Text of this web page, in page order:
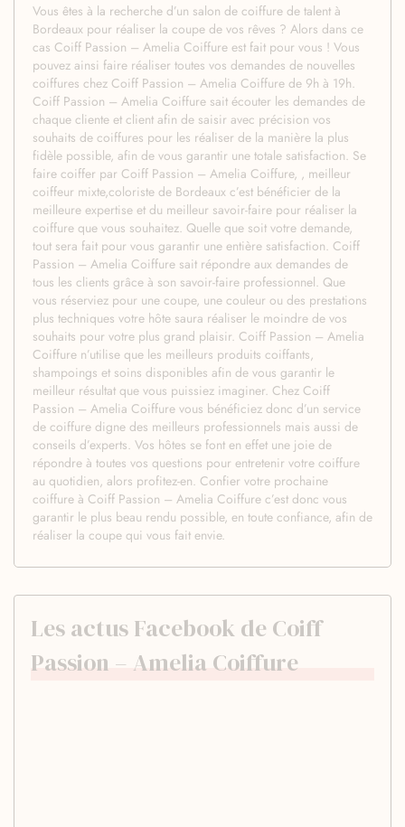
Vous êtes à la recherche d’un salon de coiffure de talent à
Bordeaux pour réaliser la coupe de vos rêves ? Alors dans ce
cas Coiff Passion – Amelia Coiffure est fait pour vous ! Vous
pouvez ainsi faire réaliser toutes vos demandes de nouvelles
coiffures chez Coiff Passion – Amelia Coiffure de 9h à 19h.
Coiff Passion – Amelia Coiffure sait écouter les demandes de
chaque cliente et client afin de saisir avec précision vos
souhaits de coiffures pour les réaliser de la manière la plus
fidèle possible, afin de vous garantir une totale satisfaction. Se
faire coiffer par Coiff Passion – Amelia Coiffure, , meilleur
coiffeur mixte,coloriste de Bordeaux c’est bénéficier de la
meilleure expertise et du meilleur savoir-faire pour réaliser la
coiffure que vous souhaitez. Quelle que soit votre demande,
tout sera fait pour vous garantir une entière satisfaction. Coiff
Passion – Amelia Coiffure sait répondre aux demandes de
tous les clients grâce à son savoir-faire professionnel. Que
vous réserviez pour une coupe, une couleur ou des prestations
plus techniques votre hôte saura réaliser le moindre de vos
souhaits pour votre plus grand plaisir. Coiff Passion – Amelia
Coiffure n’utilise que les meilleurs produits coiffants,
shampoings et soins disponibles afin de vous garantir le
meilleur résultat que vous puissiez imaginer. Chez Coiff
Passion – Amelia Coiffure vous bénéficiez donc d’un service
de coiffure digne des meilleurs professionnels mais aussi de
conseils d’experts. Vos hôtes se font en effet une joie de
répondre à toutes vos questions pour entretenir votre coiffure
au quotidien, alors profitez-en. Confier votre prochaine
coiffure à Coiff Passion – Amelia Coiffure c’est donc vous
garantir le plus beau rendu possible, en toute confiance, afin de
réaliser la coupe qui vous fait envie.
Les actus Facebook de Coiff
Passion – Amelia Coiffure